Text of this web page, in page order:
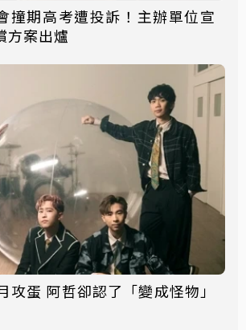
撞期高考遭投訴！主辦單位宣
案出爐
攻蛋 阿哲卻認了「變成怪物」